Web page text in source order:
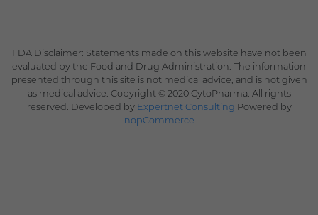
FDA Disclaimer: Statements made on this website have not been
evaluated by the Food and Drug Administration. The information
presented through this site is not medical advice, and is not given
as medical advice. Copyright © 2020 CytoPharma. All rights
reserved. Developed by Expertnet Consulting Powered by
nopCommerce